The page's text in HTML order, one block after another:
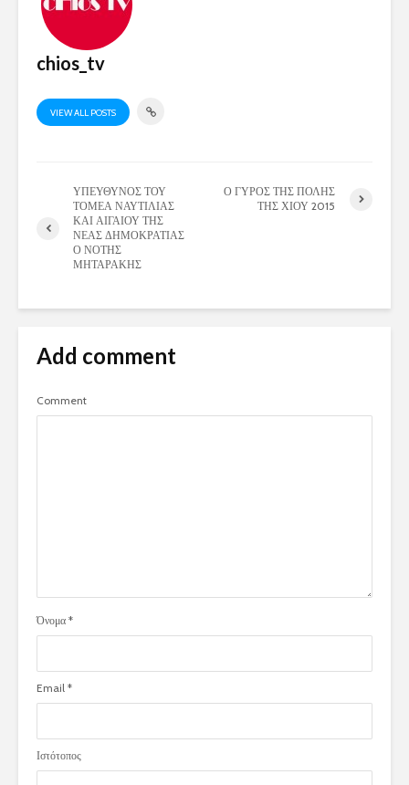
chios_tv
VIEW ALL POSTS
ΥΠΕΥΘΥΝΟΣ ΤΟΥ
ΤΟΜΕΑ ΝΑΥΤΙΛΙΑΣ
ΚΑΙ ΑΙΓΑΙΟΥ ΤΗΣ
ΝΕΑΣ ΔΗΜΟΚΡΑΤΙΑΣ
Ο ΝΟΤΗΣ
ΜΗΤΑΡΑΚΗΣ
Ο ΓΥΡΟΣ ΤΗΣ ΠΟΛΗΣ
ΤΗΣ ΧΙΟΥ 2015
Add comment
Comment
Όνομα *
Email *
Ιστότοπος